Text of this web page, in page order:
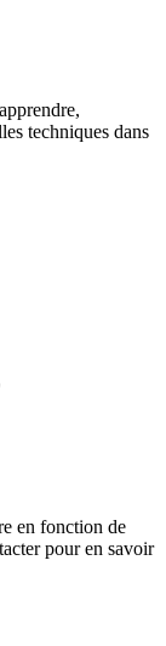
techniques dans
en fonction de
pour en savoir